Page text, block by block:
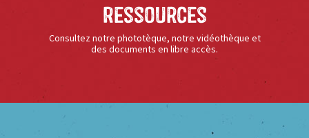
Ressources
Consultez notre phototèque, notre vidéothèque et
des documents en libre accès.